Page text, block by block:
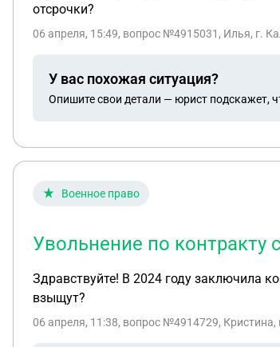
отсрочки?
06 апреля, 15:49, вопрос №4915031, Илья, г.
У вас похожая ситуация?
Опишите свои детали — юрист подскажет,
Военное право
Увольнение по
Здравствуйте! В 2024 году заключила
взыщут?
06 апреля, 11:38, вопрос №4914729, Кристина,